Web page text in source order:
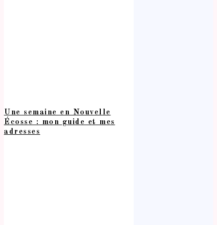
Une semaine en Nouvelle
Écosse : mon guide et mes
adresses